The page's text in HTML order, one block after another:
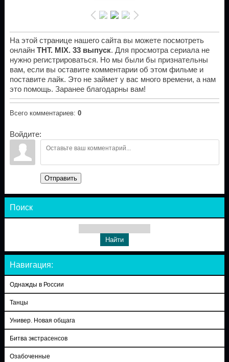
На этой странице нашего сайта вы можете посмотреть
онлайн ТНТ. MIX. 33 выпуск. Для просмотра сериала не
нужно регистрироваться. Но мы были бы признательны
вам, если вы оставите комментарии об этом фильме и
поставите лайк. Это не займет у вас много времени, а нам
это помощь. Заранее благодарны вам!
Всего комментариев: 0
Войдите:
Отправить
Поиск
Навигация:
Однажды в России
Танцы
Универ. Новая общага
Битва экстрасенсов
Озабоченные